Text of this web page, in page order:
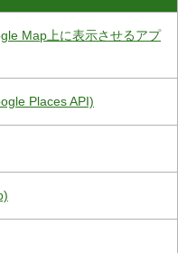
Map上に表示させるアプ
Places API)